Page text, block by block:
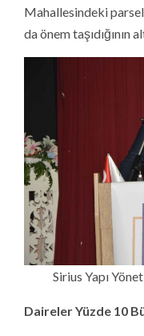
Mahallesindeki
da önem taşıdığının
Sirius Yapı
Daireler Yüzde 10